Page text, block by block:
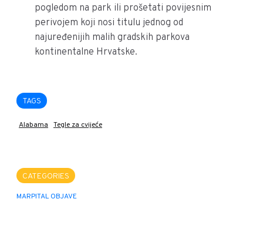
pogledom na park ili prošetati povijesnim
perivojem koji nosi titulu jednog od
najuređenijih malih gradskih parkova
kontinentalne Hrvatske.
TAGS
Alabama Tegle za cvijeće
CATEGORIES
MARPITAL OBJAVE